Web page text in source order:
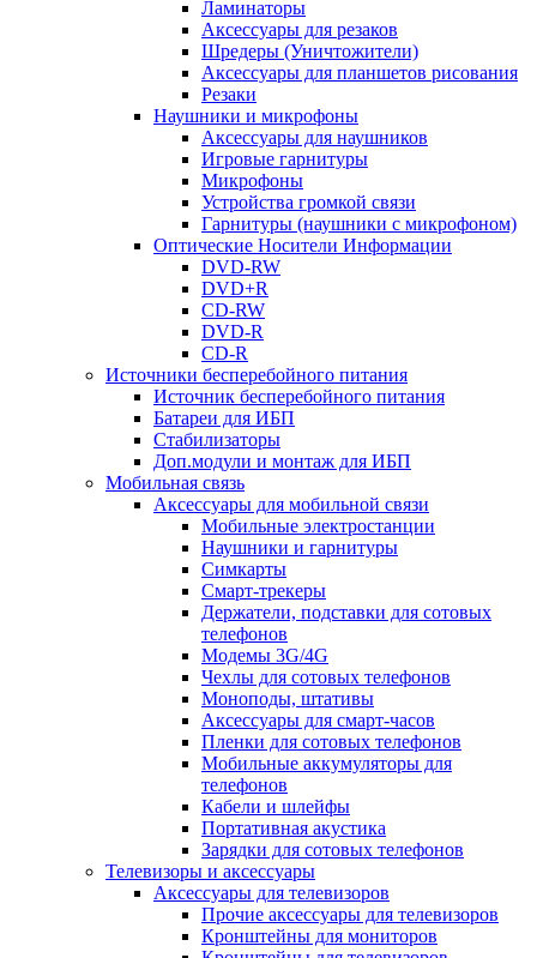
Ламинаторы
Аксессуары для резаков
Шредеры (Уничтожители)
Аксессуары для планшетов рисования
Резаки
Наушники и микрофоны
Аксессуары для наушников
Игровые гарнитуры
Микрофоны
Устройства громкой связи
Гарнитуры (наушники с микрофоном)
Оптические Носители Информации
DVD-RW
DVD+R
CD-RW
DVD-R
CD-R
Источники бесперебойного питания
Источник бесперебойного питания
Батареи для ИБП
Стабилизаторы
Доп.модули и монтаж для ИБП
Мобильная связь
Аксессуары для мобильной связи
Мобильные электростанции
Наушники и гарнитуры
Симкарты
Смарт-трекеры
Держатели, подставки для сотовых
телефонов
Модемы 3G/4G
Чехлы для сотовых телефонов
Моноподы, штативы
Аксессуары для смарт-часов
Пленки для сотовых телефонов
Мобильные аккумуляторы для
телефонов
Кабели и шлейфы
Портативная акустика
Зарядки для сотовых телефонов
Телевизоры и аксессуары
Аксессуары для телевизоров
Прочие аксессуары для телевизоров
Кронштейны для мониторов